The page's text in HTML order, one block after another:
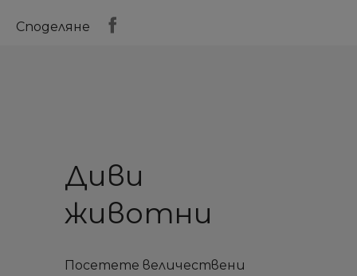
Споделяне
Диви
животни
Посетете величествени